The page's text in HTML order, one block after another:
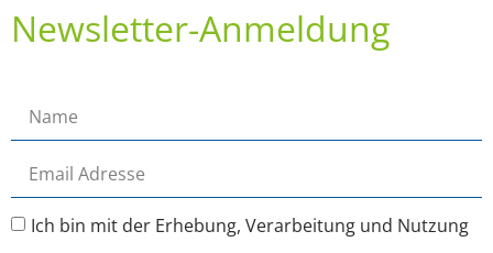
Newsletter-Anmeldung
Ich bin mit der Erhebung, Verarbeitung und Nutzung